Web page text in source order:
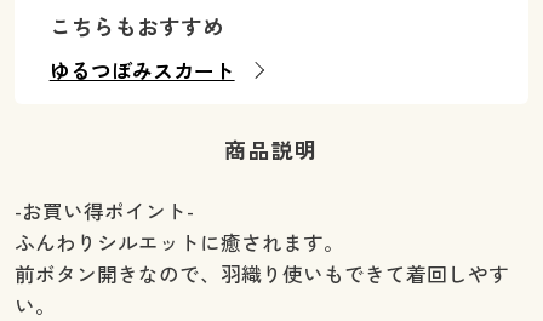
こちらもおすすめ
ゆるつぼみスカート
商品説明
-お買い得ポイント-
ふんわりシルエットに癒されます。
前ボタン開きなので、羽織り使いもできて着回しやす
い。